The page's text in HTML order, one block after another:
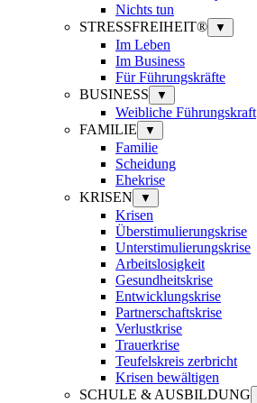
Nichts tun
STRESSFREIHEIT®
▼
Im Leben
Im Business
Für Führungskräfte
BUSINESS
▼
Weibliche Führungskraft
FAMILIE
▼
Familie
Scheidung
Ehekrise
KRISEN
▼
Krisen
Überstimulierungskrise
Unterstimulierungskrise
Arbeitslosigkeit
Gesundheitskrise
Entwicklungskrise
Partnerschaftskrise
Verlustkrise
Trauerkrise
Teufelskreis zerbricht
Krisen bewältigen
SCHULE & AUSBILDUNG